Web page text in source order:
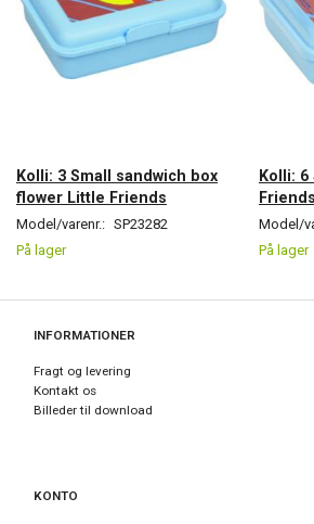
Kolli: 3 Small sandwich box
flower Little Friends
Model/varenr.: SP23282
På lager
Kolli:
Friends
Model/
På lager
INFORMATIONER
Fragt og levering
Kontakt os
Billeder til download
KONTO